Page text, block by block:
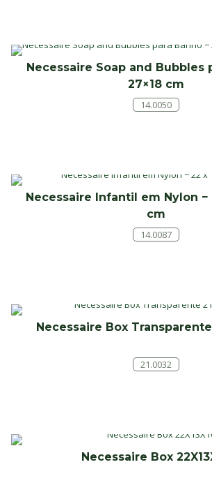
Necessaire Soap and Bubbles
27×18 cm
14.0050
Necessaire Infantil em Nylon −
cm
14.0087
Necessaire Box Transparente
21.0032
Necessaire Box